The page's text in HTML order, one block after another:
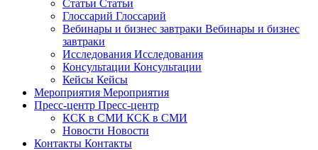
Статьи Статьи
Глоссарий Глоссарий
Вебинары и бизнес завтраки Вебинары и бизнес
завтраки
Исследования Исследования
Консультации Консультации
Кейсы Кейсы
Мероприятия Мероприятия
Пресс-центр Пресс-центр
КСК в СМИ КСК в СМИ
Новости Новости
Контакты Контакты